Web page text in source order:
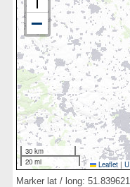
30 km
20 mi
Leaflet |
Marker lat / long: